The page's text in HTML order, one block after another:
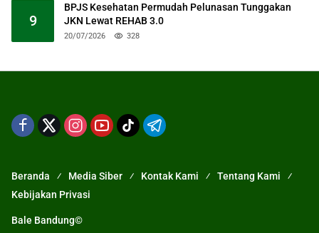
9
BPJS Kesehatan Permudah Pelunasan Tunggakan
JKN Lewat REHAB 3.0
20/07/2026 328
Beranda Media Siber Kontak Kami
Tentang Kami
Kebijakan Privasi
Bale Bandung©